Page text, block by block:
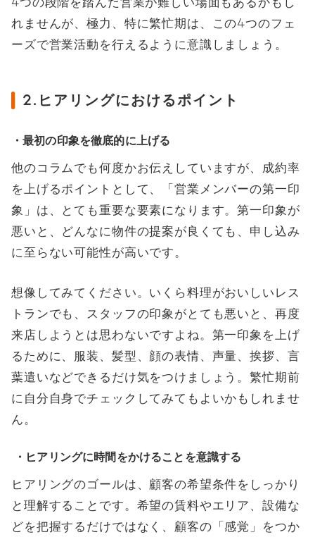
れませんが、極力、特に繁忙期は、この4つのフェ
ーズで営業活動を行えるように意識しましょう。
2.ヒアリングにおけるポイント
・最初の印象を徹底的に上げる
他のコラムでも何度かお伝えしていますが、成約率
を上げるポイントとして、「営業メンバーの第一印
象」は、とても重要な要素になります。第一印象が
悪いと、どんなに物件の提案が良くても、申し込み
に至らない可能性が高いです。
想像してみてください。いくら料理がおいしいレス
トランでも、スタッフの印象がとても悪いと、再度
来店しようとは思わないですよね。第一印象を上げ
るために、服装、髪型、顔の表情、声量、挨拶、言
葉遣いなどできるだけ気をつけましょう。繁忙期前
に自分自身でチェックしてみてもよいかもしれませ
ん。
・ヒアリングに時間をかけることを意識する
ヒアリングのゴールは、顧客の希望条件をしっかり
と理解することです。希望の賃料やエリア、設備な
どを把握するだけではなく、顧客の「感覚」をつか